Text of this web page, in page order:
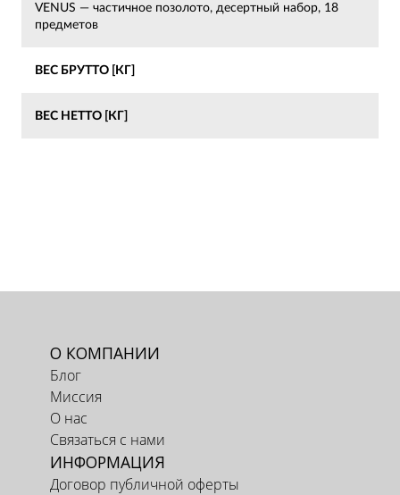
VENUS — частичное позолото, десертный набор, 18
предметов
ВЕС БРУТТО [КГ]
ВЕС НЕТТО [КГ]
О КОМПАНИИ
Блог
Миссия
О нас
Связаться с нами
ИНФОРМАЦИЯ
Договор публичной оферты